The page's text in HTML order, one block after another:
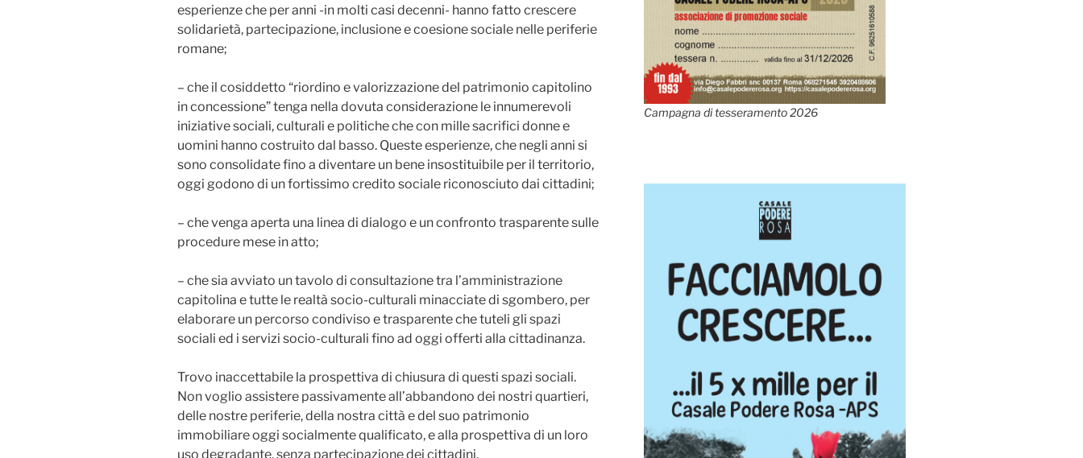
esperienze che per anni -in molti casi decenni- hanno fatto crescere
solidarietà, partecipazione, inclusione e coesione sociale nelle periferie
romane;
– che il cosiddetto “riordino e valorizzazione del patrimonio capitolino
in concessione” tenga nella dovuta considerazione le innumerevoli
iniziative sociali, culturali e politiche che con mille sacrifici donne e
uomini hanno costruito dal basso. Queste esperienze, che negli anni si
sono consolidate fino a diventare un bene insostituibile per il territorio,
oggi godono di un fortissimo credito sociale riconosciuto dai cittadini;
– che venga aperta una linea di dialogo e un confronto trasparente sulle
procedure mese in atto;
– che sia avviato un tavolo di consultazione tra l’amministrazione
capitolina e tutte le realtà socio-culturali minacciate di sgombero, per
elaborare un percorso condiviso e trasparente che tuteli gli spazi
sociali ed i servizi socio-culturali fino ad oggi offerti alla cittadinanza.
Trovo inaccettabile la prospettiva di chiusura di questi spazi sociali.
Non voglio assistere passivamente all’abbandono dei nostri quartieri,
delle nostre periferie, della nostra città e del suo patrimonio
immobiliare oggi socialmente qualificato, e alla prospettiva di un loro
uso degradante, senza partecipazione dei cittadini.
Campagna di tesseramento 2026